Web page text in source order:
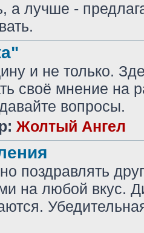
а лучше -
и не только.
своё мнение на
вопросы.
Жолтый Ангел
поздравлять
на любой вкус.